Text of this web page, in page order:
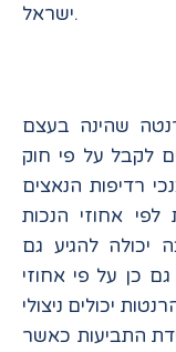
ישראל.
שהינה בעצם
לקבל על פי חוק
רדיפות הנאצים
אחוזי הנכות
יכולה להגיע גם
כן על פי אחוזי
יכולים ניצולי
מקרן סעיף 2 של ועידת התביעות כאשר